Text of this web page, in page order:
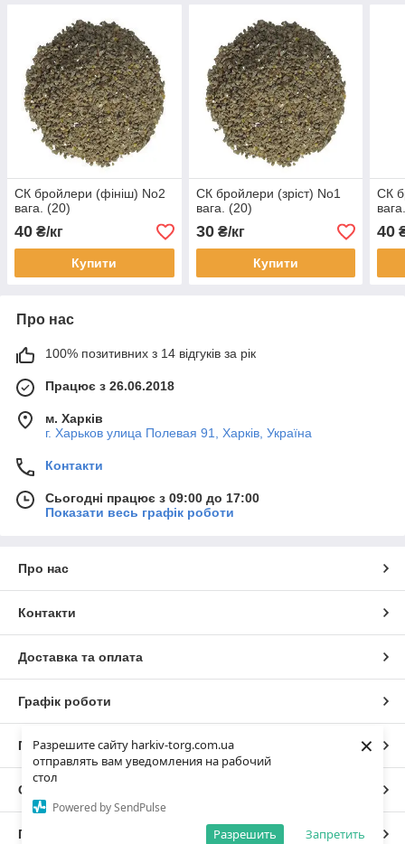
Разрешите сайту harkiv-torg.com.ua
отправлять вам уведомления на рабочий
стол
Powered by SendPulse
Запретить
Разрешить
×
СК бройлери (фініш) No2
вага. (20)
40 ₴/кг
Купити
СК бройлери (зріст) No1
вага. (20)
30₴/кг
Купити
СК
40
Про нас
100% позитивних з 14 відгуків за рік
Працює з 26.06.2018
м. Харків
г. Харьков улица Полевая 91, Харків, Україна
Контакти
Сьогодні працює з 09:00 до 17:00
Показати весь графік роботи
Про нас
Контакти
Доставка та оплата
Графік роботи
Повна версія сайту
Сайт створено на маркетплейсі
Політика конфіденційності